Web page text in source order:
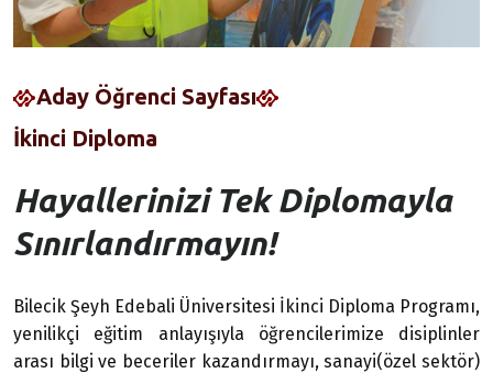
Aday Öğrenci Sayfası
İkinci Diploma
Hayallerinizi Tek Diplomayla
Sınırlandırmayın!
Bilecik Şeyh Edebali Üniversitesi İkinci Diploma Programı,
yenilikçi eğitim anlayışıyla öğrencilerimize disiplinler
arası bilgi ve beceriler kazandırmayı, sanayi(özel sektör)